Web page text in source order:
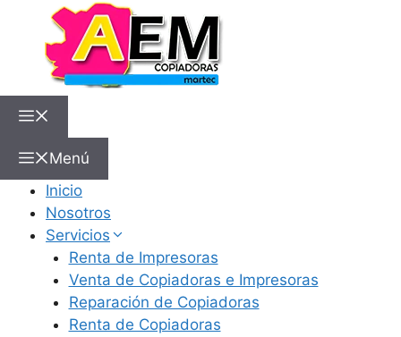
Menú
Inicio
Nosotros
Servicios
Renta de Impresoras
Venta de Copiadoras e Impresoras
Reparación de Copiadoras
Renta de Copiadoras